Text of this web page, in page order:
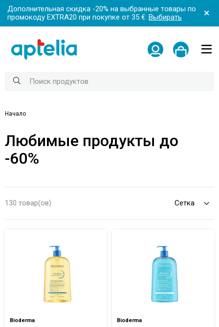
Дополнительная скидка -20% на выбранные товары по
промокоду EXTRA20 при покупке от 35 €: Выбирать
Начало
Любимые продукты до
-60%
130 товар(ов)
Bioderma Bioderma